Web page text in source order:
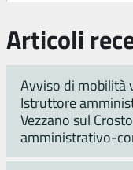
Articoli
Avviso di mobilità
Istruttore
Vezzano sul
amministrativo-